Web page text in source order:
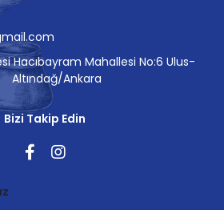
Hacıbayram Mahallesi No:6 Ulus-
Altındağ/Ankara
Bizi Takip Edin